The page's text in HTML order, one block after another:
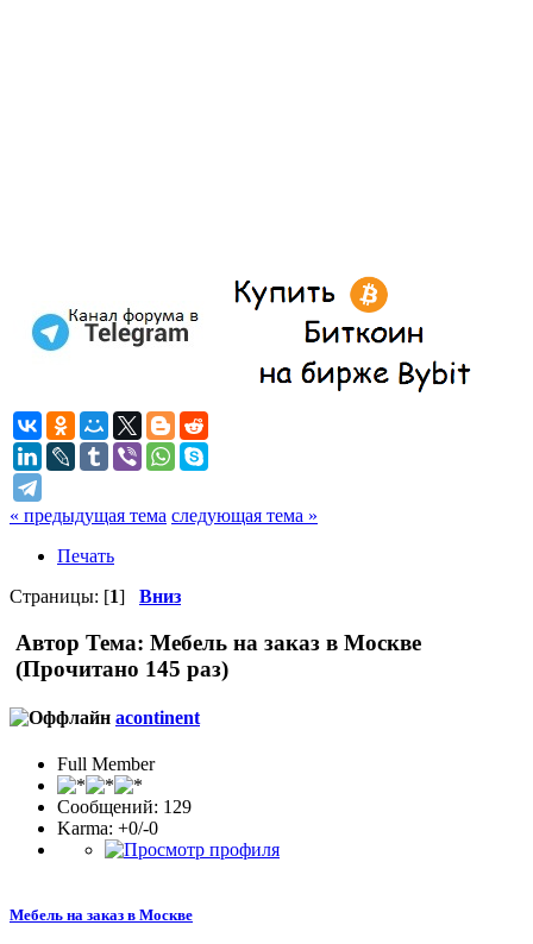
« предыдущая тема следующая тема »
Печать
Страницы: [1] Вниз
Автор Тема: Мебель на заказ в Москве
(Прочитано 145 раз)
acontinent
Full Member
Сообщений: 129
Karma: +0/-0
Мебель на заказ в Москве